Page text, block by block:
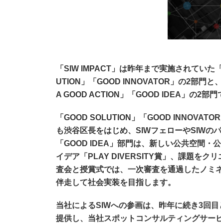
「SIW IMPACT」は昨年まで実施されてい
UTION」「GOOD INNOVATOR」の2部門と
A GOOD ACTION」「GOOD IDEA」の2部門
「GOOD SOLUTION」「GOOD
も渋谷区長をはじめ、SIWフェローやSIWの
「GOOD IDEA」部門は、新しい公共空間
イデア「PLAY DIVERSITY賞」、課題をク
査会と授賞式では、一次審査を通過したノミ
伴走して社会実装を目指します。
当社によるSIWへの参画は、昨年に続き3回
提供し、当社スポットコンサルティングサー